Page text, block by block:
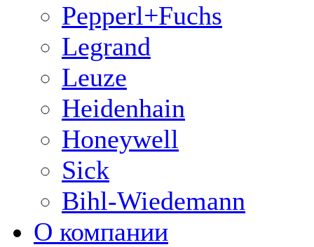
Pepperl+Fuchs
Legrand
Leuze
Heidenhain
Honeywell
Sick
Bihl-Wiedemann
О компании